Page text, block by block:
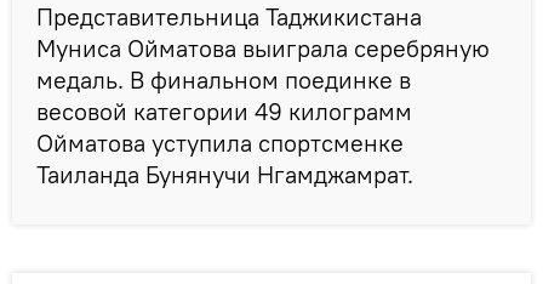
Представительница Таджикистана
Муниса Ойматова выиграла серебряную
медаль. В финальном поединке в
весовой категории 49 килограмм
Ойматова уступила спортсменке
Таиланда Бунянучи Нгамджамрат.